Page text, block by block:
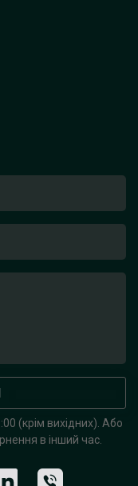
(крім вихідних). Або
в інший час.